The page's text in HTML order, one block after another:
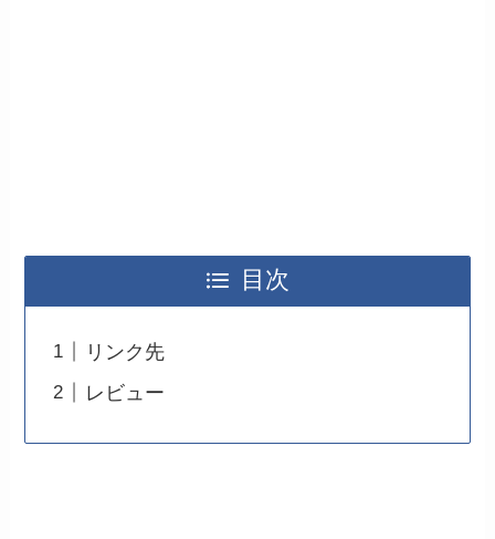
目次
リンク先
レビュー